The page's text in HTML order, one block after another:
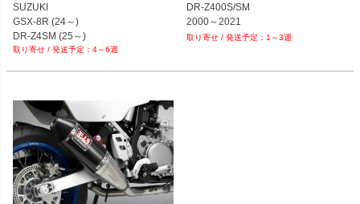
SUZUKI
GSX-8R (24～)
DR-Z4SM (25～)
4～6週
DR-Z400S/SM
2000～2021
1～3週